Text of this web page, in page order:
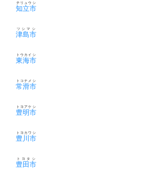
知立市
チリュウシ
津島市
ツシマシ
東海市
トウカイシ
常滑市
トコナメシ
豊明市
トヨアケシ
豊川市
トヨカワシ
豊田市
トヨタシ